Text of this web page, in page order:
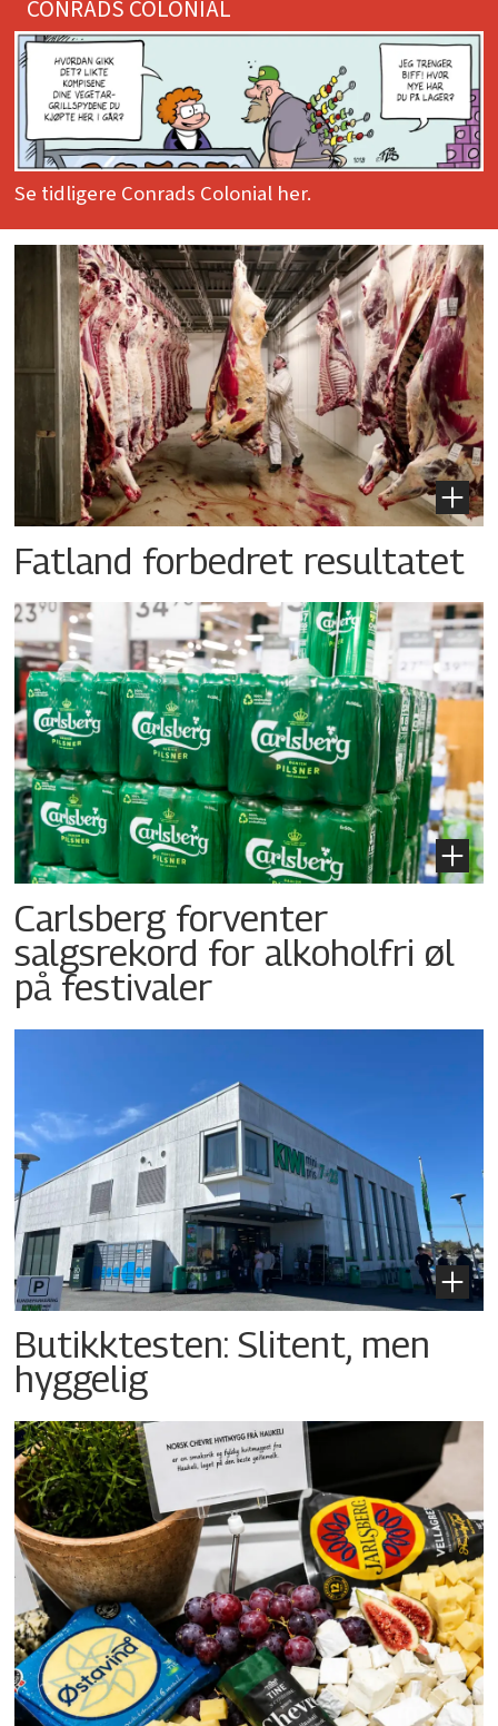
CONRADS COLONIAL
Se tidligere Conrads Colonial her.
Fatland forbedret resultatet
Carlsberg forventer
salgsrekord for alkoholfri øl
på festivaler
Butikktesten: Slitent, men
hyggelig